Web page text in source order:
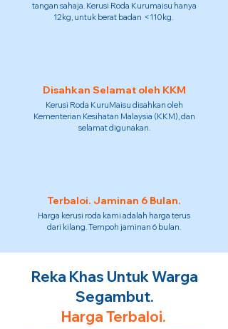
tangan sahaja. Kerusi Roda Kurumaisu hanya
12kg, untuk berat badan <110kg.
Disahkan Selamat oleh KKM
Kerusi Roda KuruMaisu disahkan oleh
Kementerian Kesihatan Malaysia (KKM), dan
selamat digunakan.
Terbaloi. Jaminan 6 Bulan.
Harga kerusi roda kami adalah harga terus
dari kilang. Tempoh jaminan 6 bulan.
Reka Khas Untuk Warga
Segambut.
Harga Terbaloi.